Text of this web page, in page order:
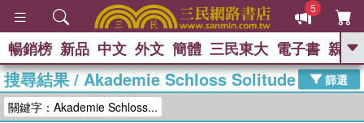
5
GO
熱搜：
暢銷榜 新品 中文 外文 簡體 三民東大 電子書 親子
搜尋結果/Akademie Schloss Solitude
篩選
關鍵字：Akademie Schloss...